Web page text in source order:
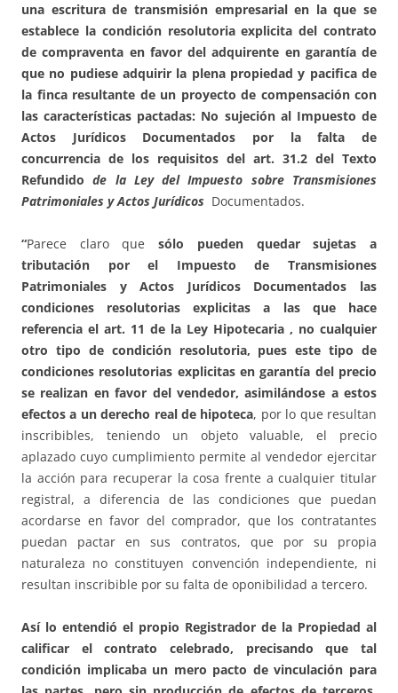
una escritura de transmisión empresarial en la que se
establece la condición resolutoria explicita del contrato
de compraventa en favor del adquirente en garantía de
que no pudiese adquirir la plena propiedad y pacifica de
la finca resultante de un proyecto de compensación con
las características pactadas: No sujeción al Impuesto de
Actos Jurídicos Documentados por la falta de
concurrencia de los requisitos del art. 31.2 del Texto
Refundido de la Ley del Impuesto sobre Transmisiones
Patrimoniales y Actos Jurídicos Documentados.
“Parece claro quesólo pueden quedar sujetas a
tributación por el Impuesto de Transmisiones
Patrimoniales y Actos Jurídicos Documentados las
condiciones resolutorias explicitas a las que hace
referencia el art. 11 de la Ley Hipotecaria , no cualquier
otro tipo de condición resolutoria, pues este tipo de
condiciones resolutorias explicitas en garantía del precio
se realizan en favor del vendedor, asimilándose a estos
efectos a un derecho real de hipoteca, por lo que resultan
inscribibles, teniendo un objeto valuable, el precio
aplazado cuyo cumplimiento permite al vendedor ejercitar
la acción para recuperar la cosa frente a cualquier titular
registral, a diferencia de las condiciones que puedan
acordarse en favor del comprador, que los contratantes
puedan pactar en sus contratos, que por su propia
naturaleza no constituyen convención independiente, ni
resultan inscribible por su falta de oponibilidad a tercero.
Así lo entendió el propio Registrador de la Propiedad al
calificar el contrato celebrado, precisando que tal
condición implicaba un mero pacto de vinculación para